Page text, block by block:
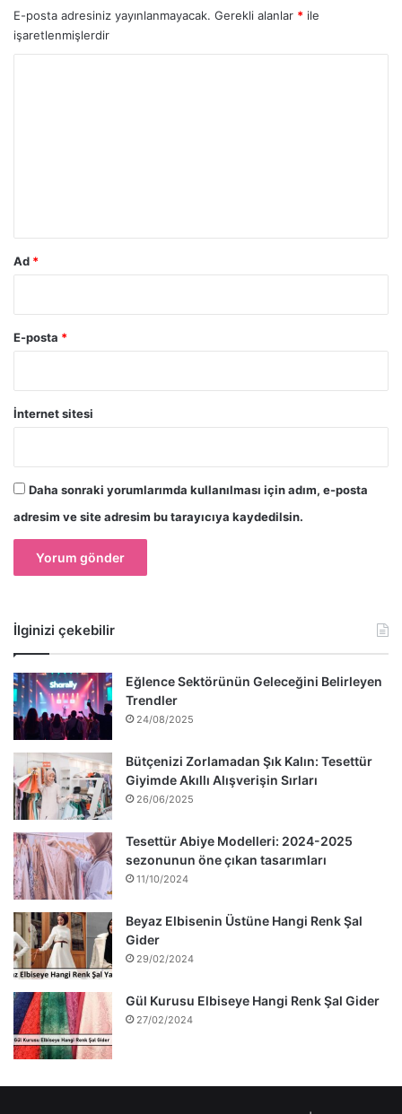
E-posta adresiniz yayınlanmayacak. Gerekli alanlar * ile
işaretlenmişlerdir
Ad *
E-posta *
İnternet sitesi
Daha sonraki yorumlarımda kullanılması için adım, e-posta
adresim ve site adresim bu tarayıcıya kaydedilsin.
İlginizi çekebilir
Eğlence Sektörünün Geleceğini Belirleyen
Trendler
24/08/2025
Bütçenizi Zorlamadan Şık Kalın: Tesettür
Giyimde Akıllı Alışverişin Sırları
26/06/2025
Tesettür Abiye Modelleri: 2024-2025
sezonunun öne çıkan tasarımları
11/10/2024
Beyaz Elbisenin Üstüne Hangi Renk Şal
Gider
29/02/2024
Gül Kurusu Elbiseye Hangi Renk Şal Gider
27/02/2024